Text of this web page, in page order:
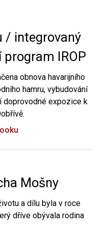
/ integrovaný
IROP
obnova havarijního
hamru, vybudování
doprovodné expozice k
Mošny
a dílu byla v roce
dříve obývala rodina